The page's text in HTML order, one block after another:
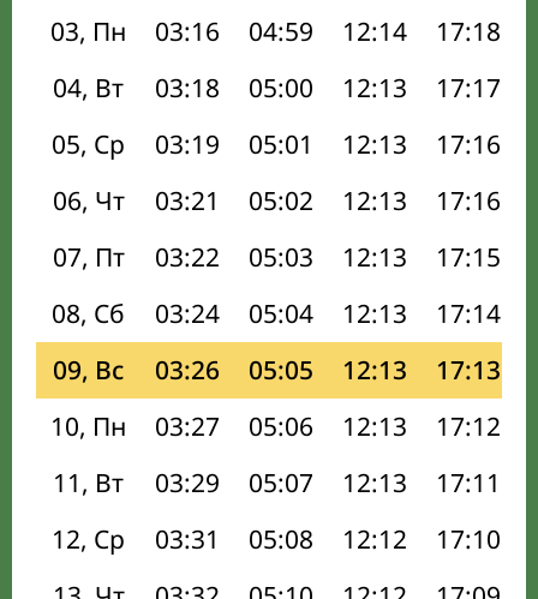
03, Пн
03:16 04:59 12:14 17:18
04, Вт
03:18 05:00 12:13 17:17
05, Ср
03:19 05:01 12:13 17:16
06, Чт
03:21 05:02 12:13 17:16
07, Пт
03:22 05:03 12:13 17:15
08, Сб
03:24 05:04 12:13 17:14
09, Вс
03:26 05:05 12:13 17:13
10, Пн
03:27 05:06 12:13 17:12
11, Вт
03:29 05:07 12:13 17:11
12, Ср
03:31 05:08 12:12 17:10